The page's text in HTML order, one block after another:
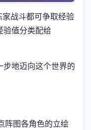
战斗都可争取经验
验值分类配给
地迈向这个世界的
阵图各角色的立绘